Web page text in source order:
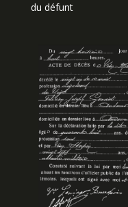
du défunt